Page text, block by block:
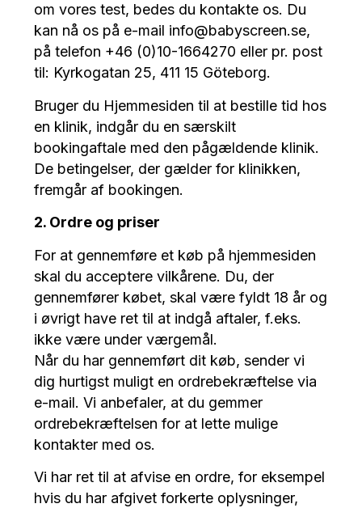
om vores test, bedes du kontakte os. Du
kan nå os på e-mail info@babyscreen.se,
på telefon +46 (0)10-1664270 eller pr. post
til: Kyrkogatan 25, 411 15 Göteborg.
Bruger du Hjemmesiden til at bestille tid hos
en klinik, indgår du en særskilt
bookingaftale med den pågældende klinik.
De betingelser, der gælder for klinikken,
fremgår af bookingen.
2. Ordre og priser
For at gennemføre et køb på hjemmesiden
skal du acceptere vilkårene. Du, der
gennemfører købet, skal være fyldt 18 år og
i øvrigt have ret til at indgå aftaler, f.eks.
ikke være under værgemål.
Når du har gennemført dit køb, sender vi
dig hurtigst muligt en ordrebekræftelse via
e-mail. Vi anbefaler, at du gemmer
ordrebekræftelsen for at lette mulige
kontakter med os.
Vi har ret til at afvise en ordre, for eksempel
hvis du har afgivet forkerte oplysninger,